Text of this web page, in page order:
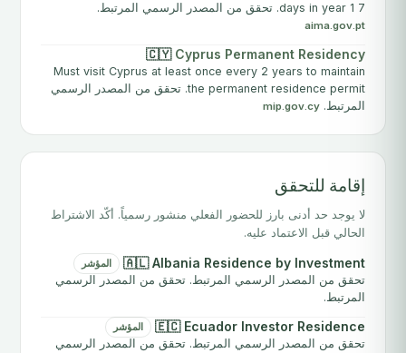
7 days in year 1. تحقق من المصدر الرسمي المرتبط.
aima.gov.pt
🇨🇾 Cyprus Permanent Residency
Must visit Cyprus at least once every 2 years to maintain
the permanent residence permit. تحقق من المصدر الرسمي
المرتبط. mip.gov.cy
إقامة للتحقق
لا يوجد حد أدنى بارز للحضور الفعلي منشور رسمياً. أكّد الاشتراط
الحالي قبل الاعتماد عليه.
🇦🇱 Albania Residence by Investment المؤشر
تحقق من المصدر الرسمي المرتبط. تحقق من المصدر الرسمي
المرتبط.
🇪🇨 Ecuador Investor Residence المؤشر
تحقق من المصدر الرسمي المرتبط. تحقق من المصدر الرسمي